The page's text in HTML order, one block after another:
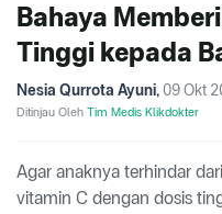
Bahaya
Tinggi kepada
Nesia Qurrota Ayuni, 09 Okt
Ditinjau Oleh Tim Medis Klikdokter
Agar anaknya terhindar
vitamin C dengan dosis